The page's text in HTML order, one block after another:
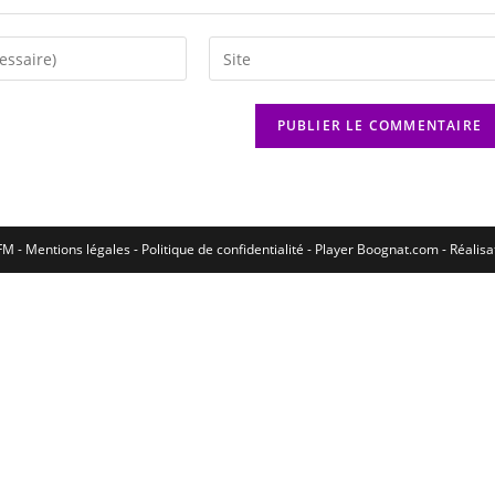
- Mentions légales - Politique de confidentialité - Player Boognat.com-